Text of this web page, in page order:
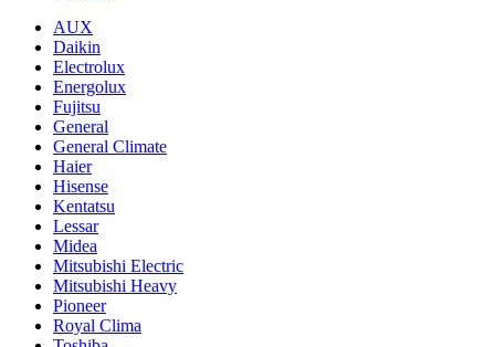
AUX
Daikin
Electrolux
Energolux
Fujitsu
General
General Climate
Haier
Hisense
Kentatsu
Lessar
Midea
Mitsubishi Electric
Mitsubishi Heavy
Pioneer
Royal Clima